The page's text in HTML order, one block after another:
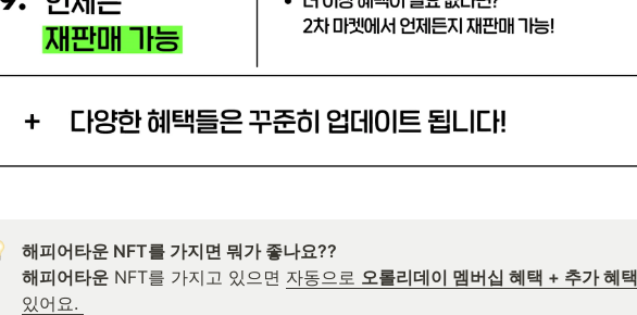
해피어타운 NFT를 가지면 뭐가 좋나요??
해피어타운 NFT를 가지고 있으면 자동으로 오롤리데이 멤버십 혜택 + 추가 혜택